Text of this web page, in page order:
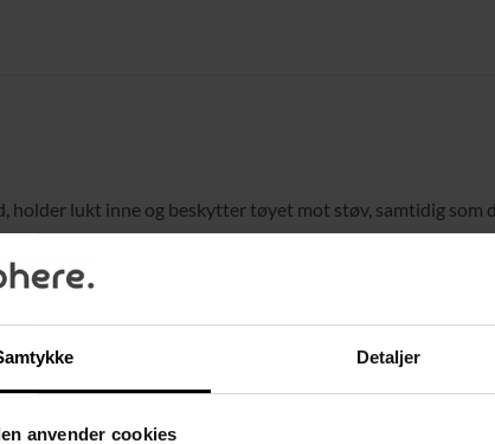
Detaljer
anvender cookies
holder lukt inne og beskytter tøyet mot støv, samtidig
leveres med en ekstra innerpose, slik at du kan
kombinert med pustende materiale gjør kurven
skittentøyskurven 90 liter, noe som passer en families